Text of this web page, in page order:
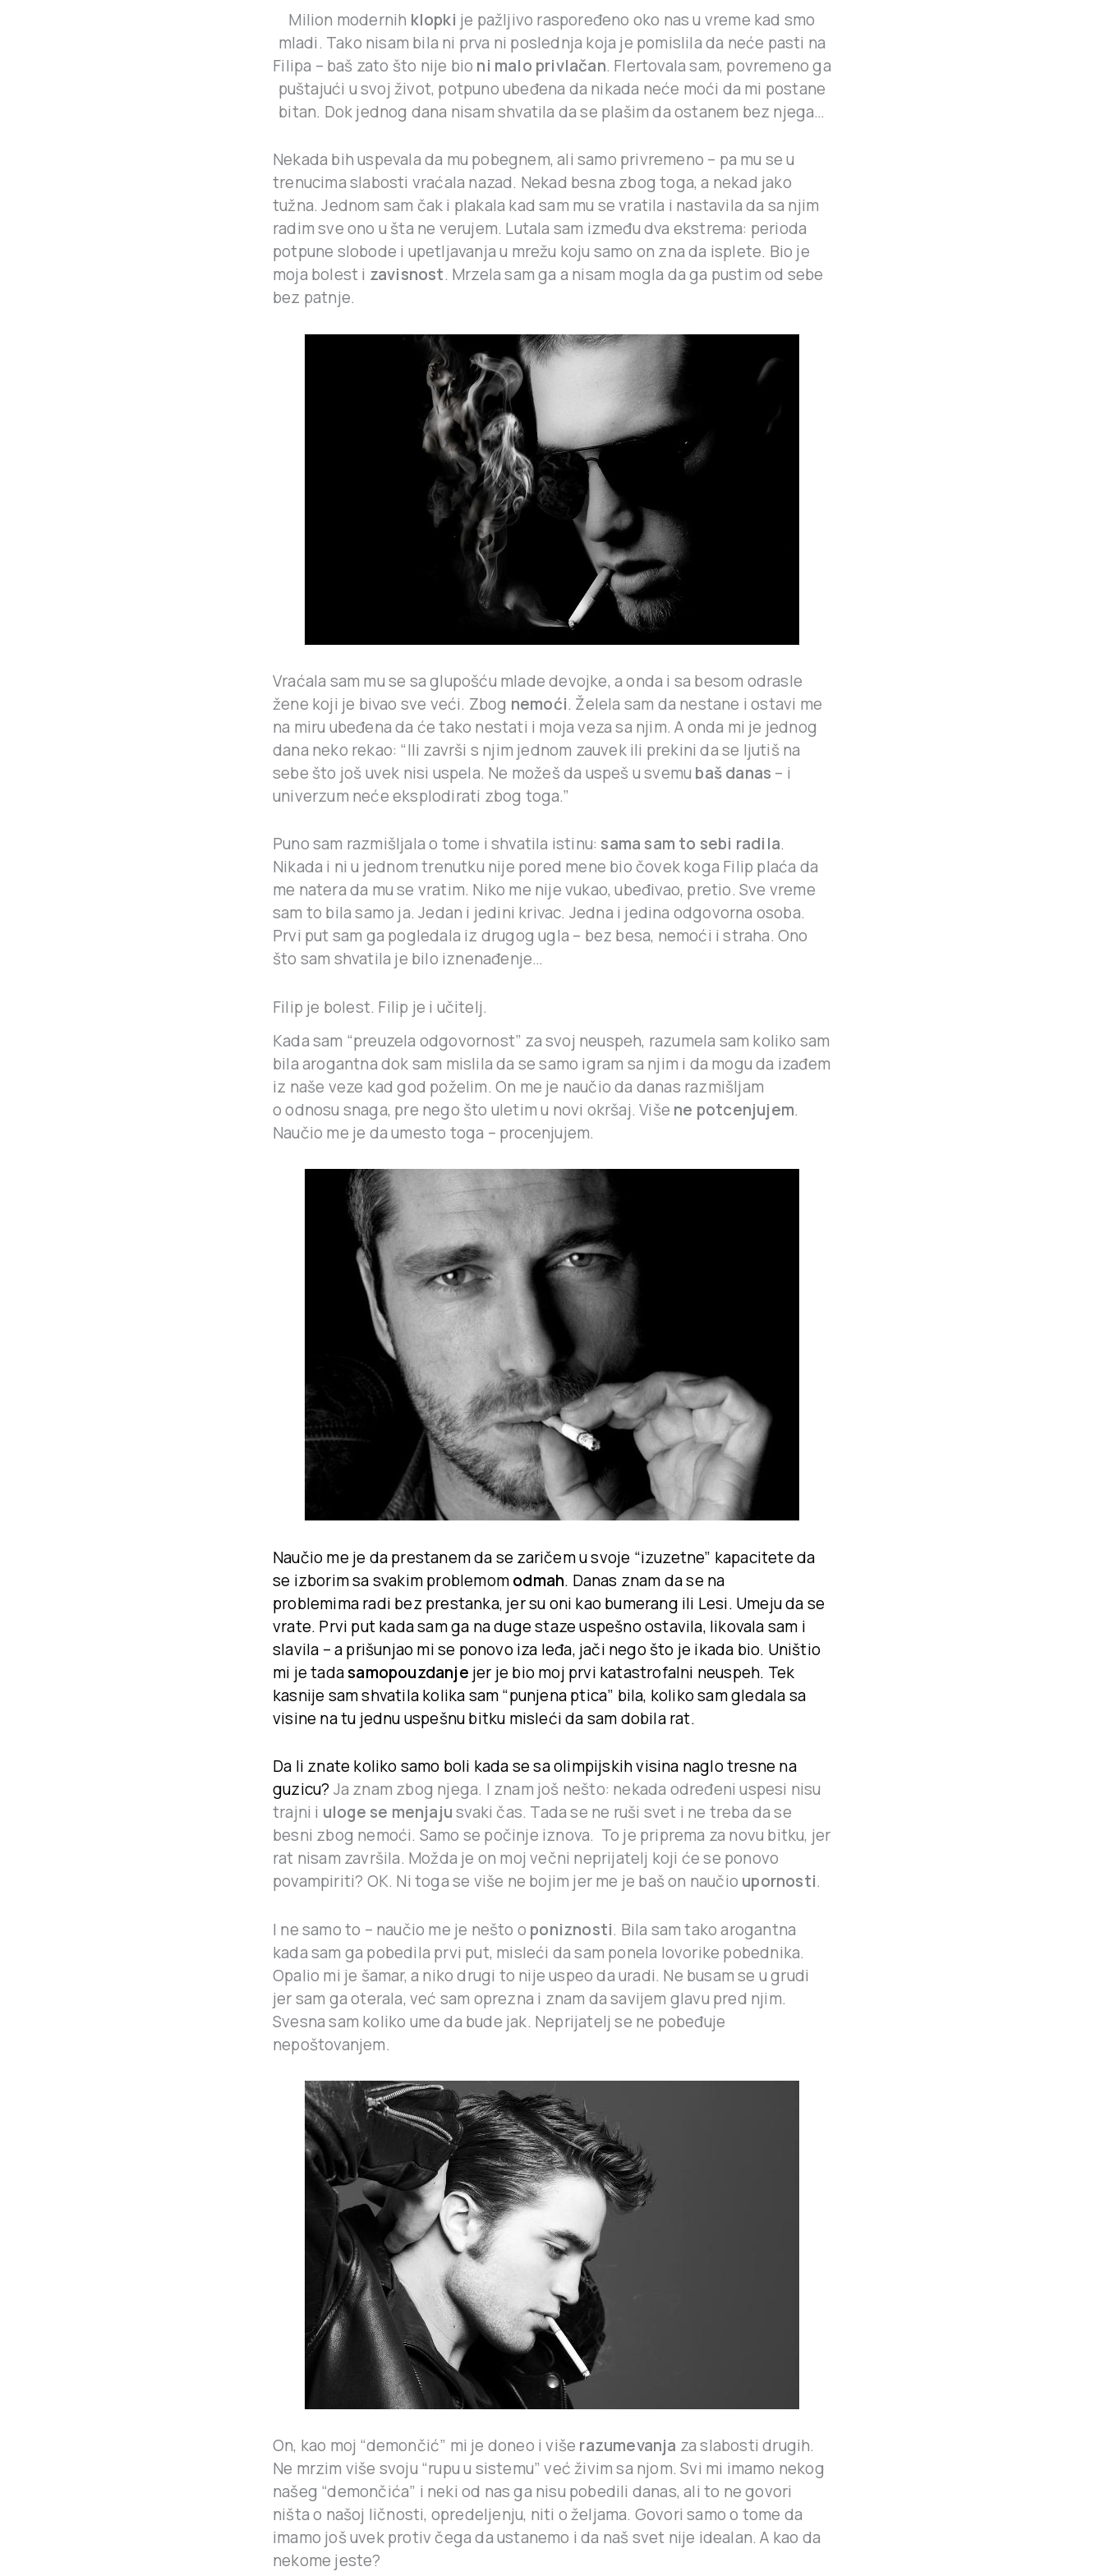
Milion modernih klopki je pažljivo raspoređeno oko nas u vreme kad smo
mladi. Tako nisam bila ni prva ni poslednja koja je pomislila da neće pasti na
Filipa – baš zato što nije bio ni malo privlačan. Flertovala sam, povremeno ga
puštajući u svoj život, potpuno ubeđena da nikada neće moći da mi postane
bitan. Dok jednog dana nisam shvatila da se plašim da ostanem bez njega…
Nekada bih uspevala da mu pobegnem, ali samo privremeno – pa mu se u
trenucima slabosti vraćala nazad. Nekad besna zbog toga, a nekad jako
tužna. Jednom sam čak i plakala kad sam mu se vratila i nastavila da sa njim
radim sve ono u šta ne verujem. Lutala sam između dva ekstrema: perioda
potpune slobode i upetljavanja u mrežu koju samo on zna da isplete. Bio je
moja bolest i zavisnost. Mrzela sam ga a nisam mogla da ga pustim od sebe
bez patnje.
Vraćala sam mu se sa glupošću mlade devojke, a onda i sa besom odrasle
žene koji je bivao sve veći. Zbog nemoći. Želela sam da nestane i ostavi me
na miru ubeđena da će tako nestati i moja veza sa njim. A onda mi je jednog
dana neko rekao: “Ili završi s njim jednom zauvek ili prekini da se ljutiš na
sebe što još uvek nisi uspela. Ne možeš da uspeš u svemu baš danas – i
univerzum neće eksplodirati zbog toga.”
Puno sam razmišljala o tome i shvatila istinu: sama sam to sebi radila.
Nikada i ni u jednom trenutku nije pored mene bio čovek koga Filip plaća da
me natera da mu se vratim. Niko me nije vukao, ubeđivao, pretio. Sve vreme
sam to bila samo ja. Jedan i jedini krivac. Jedna i jedina odgovorna osoba.
Prvi put sam ga pogledala iz drugog ugla – bez besa, nemoći i straha. Ono
što sam shvatila je bilo iznenađenje…
Filip je bolest. Filip je i učitelj.
Kada sam “preuzela odgovornost” za svoj neuspeh, razumela sam koliko sam
bila arogantna dok sam mislila da se samo igram sa njim i da mogu da izađem
iz naše veze kad god poželim. On me je naučio da danas razmišljam
o odnosu snaga, pre nego što uletim u novi okršaj. Više ne potcenjujem.
Naučio me je da umesto toga – procenjujem.
Naučio me je da prestanem da se zaričem u svoje “izuzetne” kapacitete da
se izborim sa svakim problemomodmah. Danas znam da se na
problemima radi bez prestanka, jer su oni kao bumerang ili Lesi. Umeju da se
vrate. Prvi put kada sam ga na duge staze uspešno ostavila, likovala sam i
slavila – a prišunjao mi se ponovo iza leđa, jači nego što je ikada bio. Uništio
mi je tadasamopouzdanje jer je bio moj prvi katastrofalni neuspeh. Tek
kasnije sam shvatila kolika sam “punjena ptica” bila, koliko sam gledala sa
visine na tu jednu uspešnu bitku misleći da sam dobila rat.
Da li znate koliko samo boli kada se sa olimpijskih visina naglo tresne na
guzicu? Ja znam zbog njega. I znam još nešto: nekada određeni uspesi nisu
trajni i uloge se menjajusvaki čas. Tada se ne ruši svet i ne treba da se
besni zbog nemoći. Samo se počinje iznova. To je priprema za novu bitku, jer
rat nisam završila. Možda je on moj večni neprijatelj koji će se ponovo
povampiriti? OK. Ni toga se više ne bojim jer me je baš on naučio upornosti.
I ne samo to – naučio me je nešto o poniznosti. Bila sam tako arogantna
kada sam ga pobedila prvi put, misleći da sam ponela lovorike pobednika.
Opalio mi je šamar, a niko drugi to nije uspeo da uradi. Ne busam se u grudi
jer sam ga oterala, već sam oprezna i znam da savijem glavu pred njim.
Svesna sam koliko ume da bude jak. Neprijatelj se ne pobeđuje
nepoštovanjem.
On, kao moj “demončić” mi je doneo i više razumevanja za slabosti drugih.
Ne mrzim više svoju “rupu u sistemu” već živim sa njom. Svi mi imamo nekog
našeg “demončića” i neki od nas ga nisu pobedili danas, ali to ne govori
ništa o našoj ličnosti, opredeljenju, niti o željama. Govori samo o tome da
imamo još uvek protiv čega da ustanemo i da naš svet nije idealan. A kao da
nekome jeste?